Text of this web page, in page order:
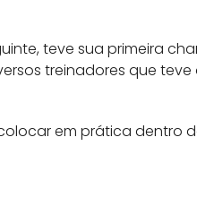
teve sua primeira
treinadores que teve
em prática dentro